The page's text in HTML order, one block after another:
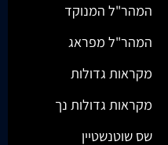
המהר"ל המנוקד
המהר"ל מפראג
מקראות גדולות
מקראות גדולות נך
שס שוטנשטיין